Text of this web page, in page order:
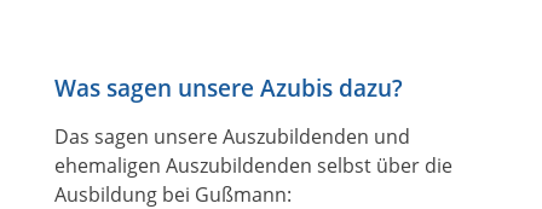
Was sagen unsere Azubis dazu?
Das sagen unsere Auszubildenden und
ehemaligen Auszubildenden selbst über die
Ausbildung bei Gußmann: